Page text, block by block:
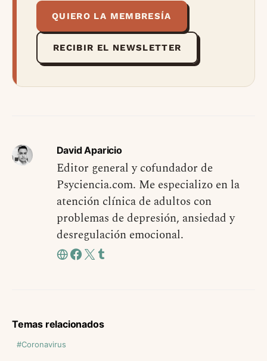
QUIERO LA MEMBRESÍA
RECIBIR EL NEWSLETTER
David Aparicio
Editor general y cofundador de
Psyciencia.com. Me especializo en la
atención clínica de adultos con
problemas de depresión, ansiedad y
desregulación emocional.
Temas relacionados
Coronavirus